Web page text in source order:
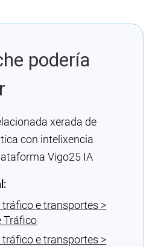
podería
xerada de
con intelixencia
Vigo25 IA
e transportes >
Tráfico
e transportes >